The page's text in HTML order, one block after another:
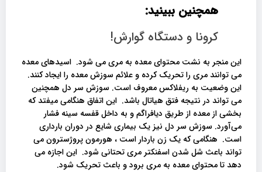
همچنین ببینید:
کرونا و دستگاه گوارش!
این منجر به نشت محتوای معده به مری می شود. اسیدهای معده
می توانند مری را تحریک کرده و علائم سوزش معده را ایجاد کنند.
این وضعیت به ریفلاکس معروف است. سوزش سر دل همچنین
می تواند در نتیجه فتق هیاتال باشد. این اتفاق هنگامی میفتد که
بخشی از معده از طریق دیافراگم و به داخل قفسه سینه فشار
می‌آورد. سوزش سر دل نیز یک بیماری شایع در دوران بارداری
است. هنگامی که یک زن باردار است ، هورمون پروژسترون می
تواند باعث شل شدن اسفنکتر مری تحتانی شود. این اجازه می
دهد تا محتوای معده به مری برود و باعث تحریک شود.